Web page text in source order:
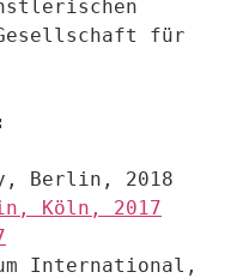
Gesellschaft für
Köln, 2017
International,